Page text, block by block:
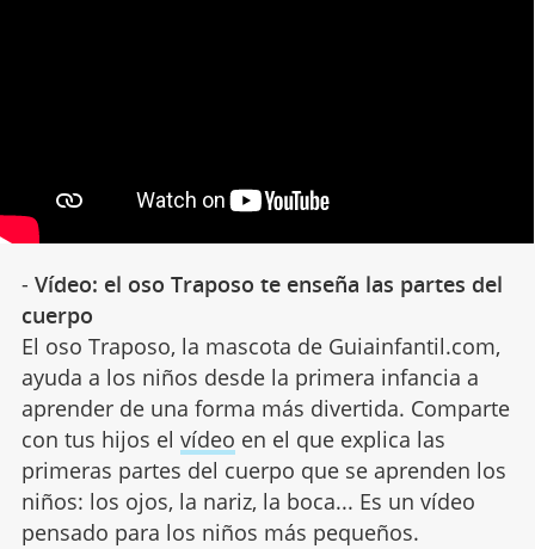
- Vídeo: el oso Traposo te enseña las partes del
cuerpo
El oso Traposo, la mascota de Guiainfantil.com,
ayuda a los niños desde la primera infancia a
aprender de una forma más divertida. Comparte
con tus hijos el vídeo en el que explica las
primeras partes del cuerpo que se aprenden los
niños: los ojos, la nariz, la boca... Es un vídeo
pensado para los niños más pequeños.